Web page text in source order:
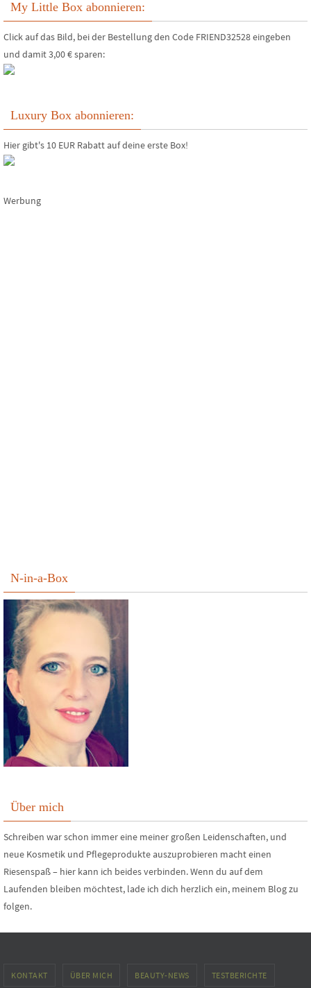
My Little Box abonnieren:
Click auf das Bild, bei der Bestellung den Code FRIEND32528 eingeben
und damit 3,00 € sparen:
Luxury Box abonnieren:
Hier gibt's 10 EUR Rabatt auf deine erste Box!
Werbung
N-in-a-Box
Über mich
Schreiben war schon immer eine meiner großen Leidenschaften, und
neue Kosmetik und Pflegeprodukte auszuprobieren macht einen
Riesenspaß – hier kann ich beides verbinden. Wenn du auf dem
Laufenden bleiben möchtest, lade ich dich herzlich ein, meinem Blog zu
folgen.
KONTAKT ÜBER MICH BEAUTY-NEWS TESTBERICHTE